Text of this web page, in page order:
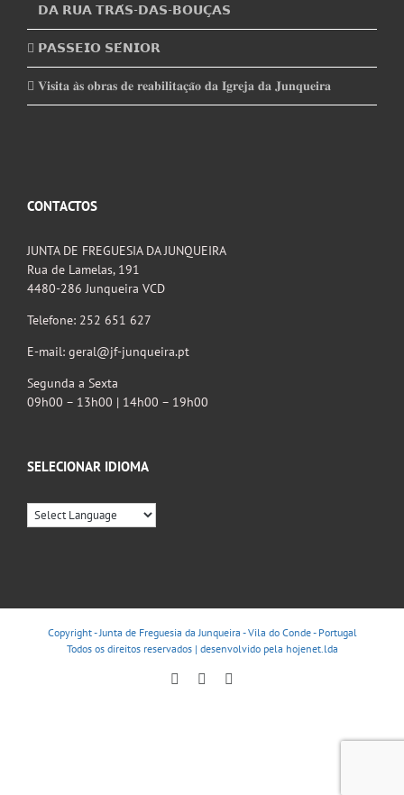
𝗗𝗔 𝗥𝗨𝗔 𝗧𝗥𝗔́𝗦-𝗗𝗔𝗦-𝗕𝗢𝗨𝗖̧𝗔𝗦
𝗣𝗔𝗦𝗦𝗘𝗜𝗢 𝗦𝗘́𝗡𝗜𝗢𝗥
𝐕𝐢𝐬𝐢𝐭𝐚 𝐚̀𝐬 𝐨𝐛𝐫𝐚𝐬 𝐝𝐞 𝐫𝐞𝐚𝐛𝐢𝐥𝐢𝐭𝐚𝐜̧𝐚̃𝐨 𝐝𝐚 𝐈𝐠𝐫𝐞𝐣𝐚 𝐝𝐚 𝐉𝐮𝐧𝐪𝐮𝐞𝐢𝐫𝐚
CONTACTOS
JUNTA DE FREGUESIA DA JUNQUEIRA
Rua de Lamelas, 191
4480-286 Junqueira VCD
Telefone: 252 651 627
E-mail: geral@jf-junqueira.pt
Segunda a Sexta
09h00 – 13h00 | 14h00 – 19h00
SELECIONAR IDIOMA
Copyright - Junta de Freguesia da Junqueira - Vila do Conde - Portugal
Todos os direitos reservados | desenvolvido pela hojenet.lda
FacebookInstagram